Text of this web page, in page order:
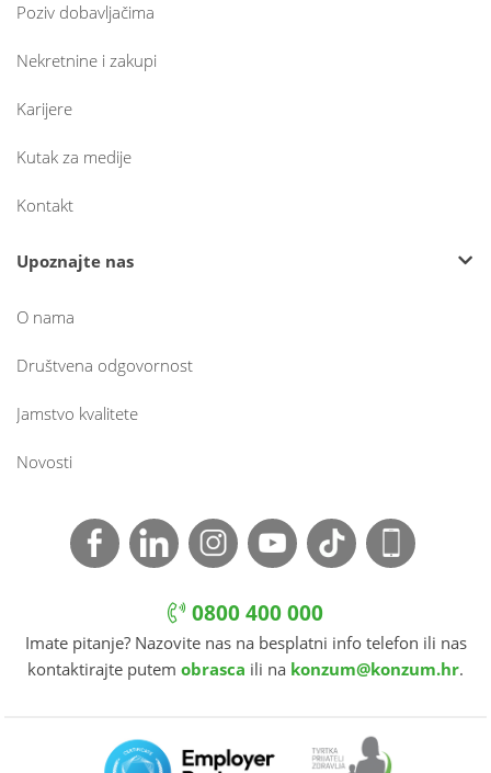
Poziv dobavljačima
Nekretnine i zakupi
Karijere
Kutak za medije
Kontakt
Upoznajte nas
O nama
Društvena odgovornost
Jamstvo kvalitete
Novosti
0800 400 000
Imate pitanje? Nazovite nas na besplatni info telefon ili nas
kontaktirajte putem obrasca ili na konzum@konzum.hr.